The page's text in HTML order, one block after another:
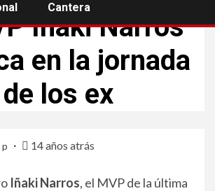
Cantera
Iñaki Narros
en la jornada
de los ex
14 años atrás
Iñaki Narros, el MVP de la última